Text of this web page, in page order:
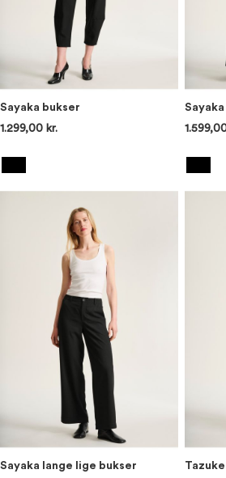
Sayaka bukser
1.299,00 kr.
Sayaka lange lige bukser